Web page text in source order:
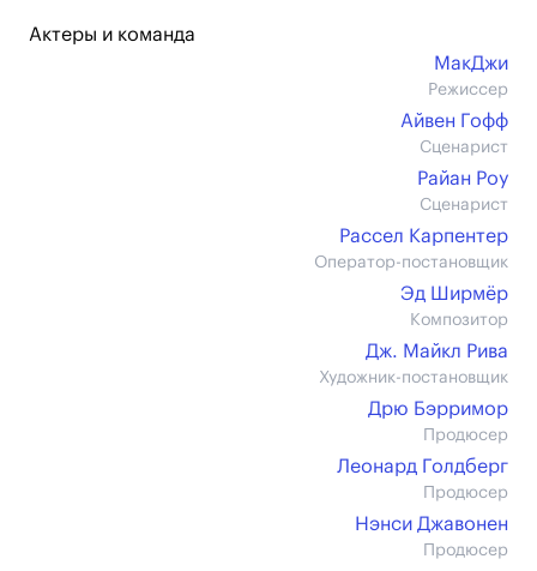
Актеры и команда
МакДжи
Режиссер
Айвен Гофф
Сценарист
Райан Роу
Сценарист
Рассел Карпентер
Оператор-постановщик
Эд Ширмёр
Композитор
Дж. Майкл Рива
Художник-постановщик
Дрю Бэрримор
Продюсер
Леонард Голдберг
Продюсер
Нэнси Джавонен
Продюсер